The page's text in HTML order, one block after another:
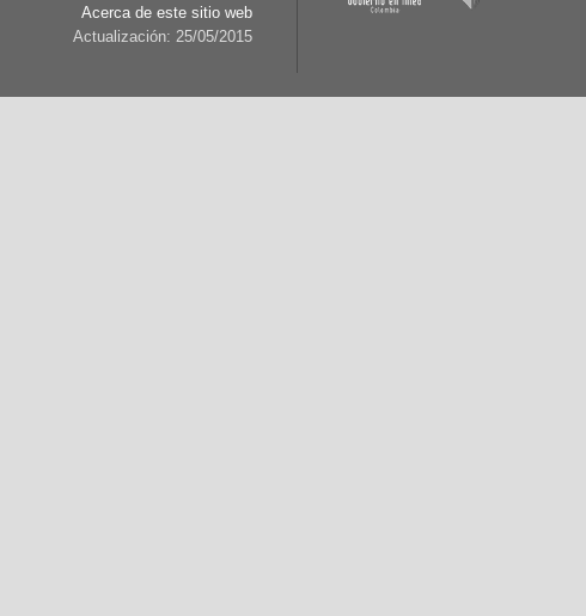
Acerca de este sitio web
Actualización: 25/05/2015